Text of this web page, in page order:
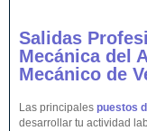
Salidas
Mecánica del
Mecánico de
Las principales puestos
desarrollar tu actividad